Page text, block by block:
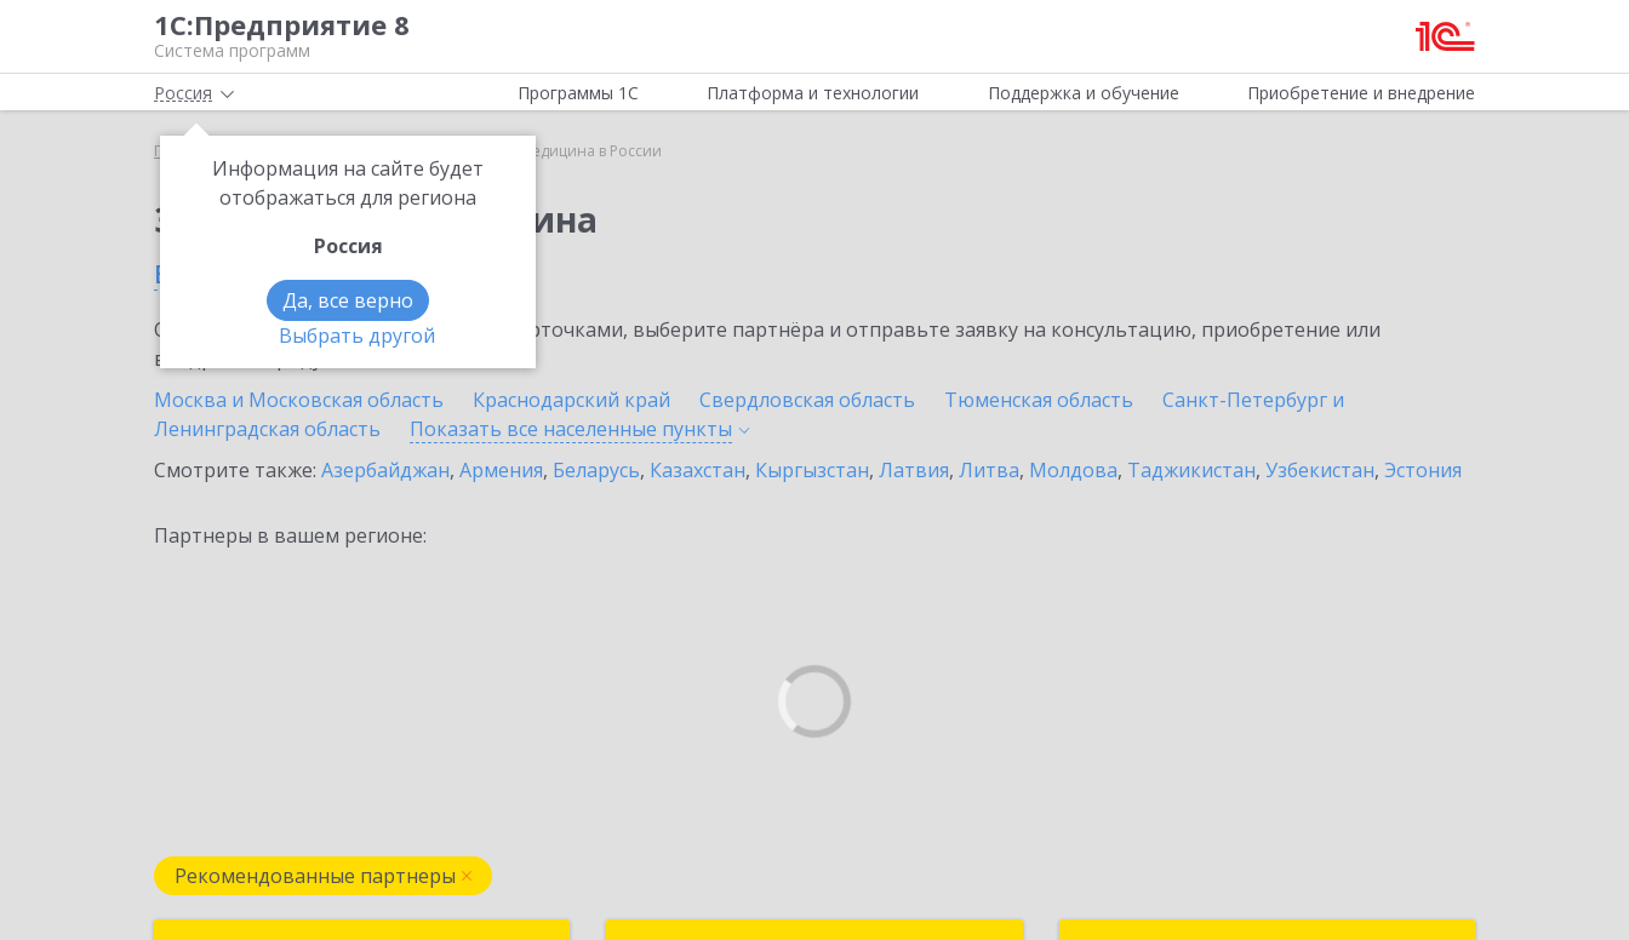
1С:Предприятие 8
Система программ
Россия
Информация на сайте будет
отображаться для региона
Россия
Да, все верно
Выбрать другой
Программы 1С Платформа и технологии Поддержка и обучение Приобретение и внедрение
Главная ИТС Медицина в России
Заказать ИТС Медицина
в России
Ознакомьтесь с информационными карточками, выберите партнёра и отправьте заявку на консультацию, приобретение или
внедрение продукта.
Москва и Московская область
Краснодарский край Свердловская область Тюменская область
Санкт-Петербург и
Ленинградская область
Показать все населенные пункты
Смотрите также: Азербайджан, Армения, Беларусь, Казахстан, Кыргызстан, Латвия, Литва, Молдова, Таджикистан, Узбекистан, Эстония
Партнеры в вашем регионе:
Рекомендованные партнеры